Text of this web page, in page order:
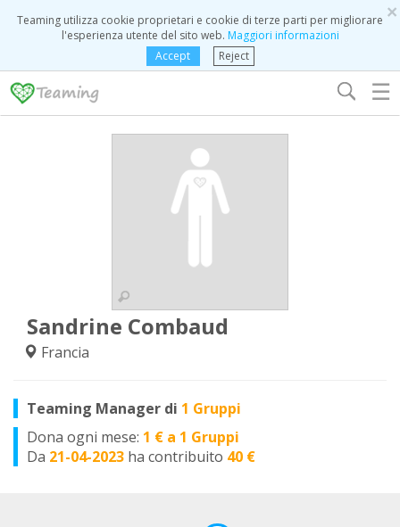
×
Teaming utilizza cookie proprietari e cookie di terze parti per migliorare
l'esperienza utente del sito web. Maggiori informazioni
Accept
Reject
☰
Sandrine Combaud
Francia
Teaming Manager di 1 Gruppi
Dona ogni mese: 1 € a 1 Gruppi
Da 21-04-2023 ha contribuito 40 €